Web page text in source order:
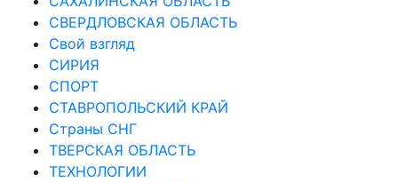
СВЕРДЛОВСКАЯ ОБЛАСТЬ
Свой взгляд
СИРИЯ
СПОРТ
СТАВРОПОЛЬСКИЙ КРАЙ
Страны СНГ
ТВЕРСКАЯ ОБЛАСТЬ
ТЕХНОЛОГИИ